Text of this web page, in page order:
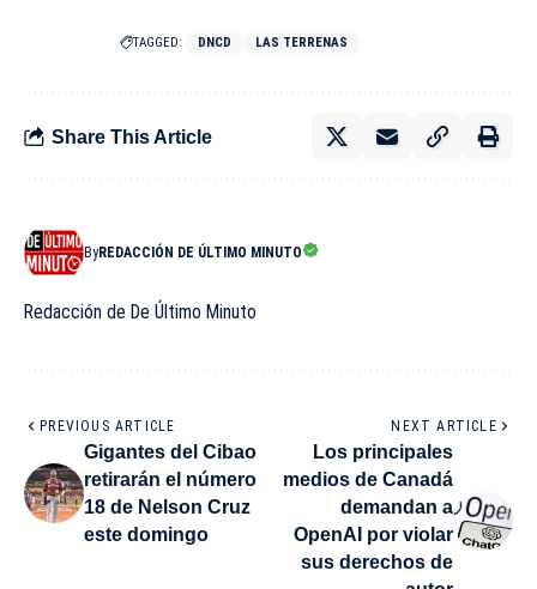
TAGGED: DNCD LAS TERRENAS
Share This Article
ByREDACCIÓN DE ÚLTIMO MINUTO
Redacción de De Último Minuto
PREVIOUS ARTICLE
Gigantes del Cibao
retirarán el número
18 de Nelson Cruz
este domingo
NEXT ARTICLE
Los principales
medios de Canadá
demandan a
OpenAI por violar
sus derechos de